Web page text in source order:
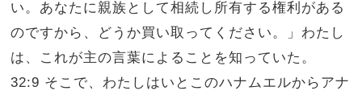
い。あなたに親族として相続し所有する権利がある
のですから、どうか買い取ってください。」わたし
は、これが主の言葉によることを知っていた。
32:9 そこで、わたしはいとこのハナムエルからアナ